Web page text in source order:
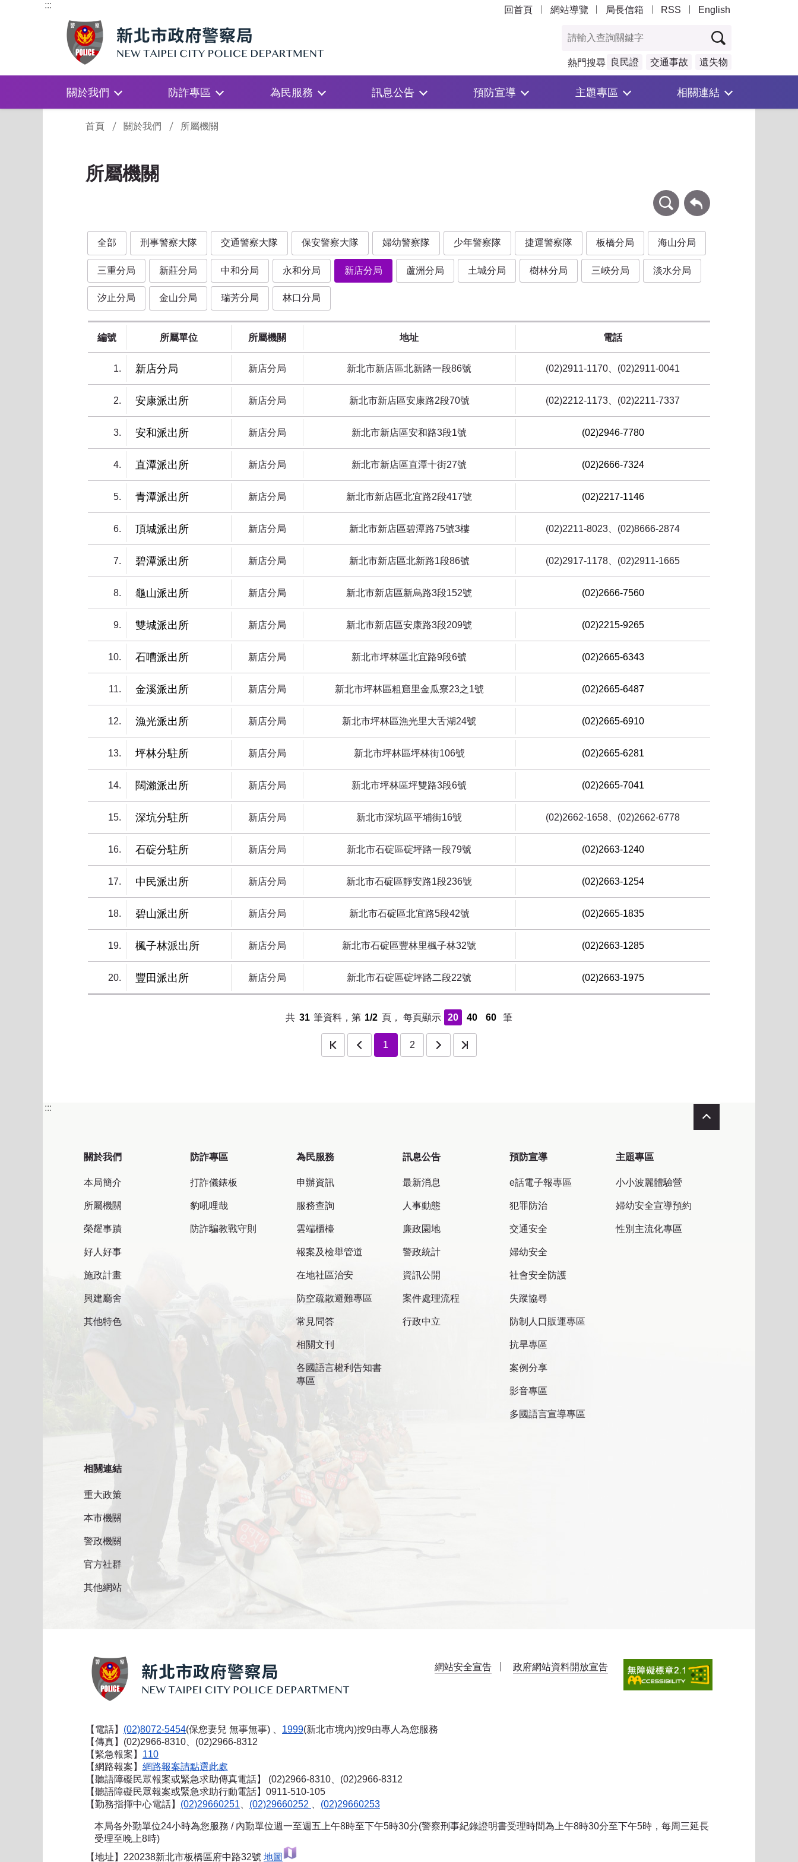
::: 回首頁 網站導覽 局長信箱 RSS English
熱門搜尋 良民證 交通事故 遺失物
關於我們 防詐專區 為民服務 訊息公告 預防宣導 主題專區 相關連結
首頁
關於我們 所屬機關
所屬機關
條件查詢 回上一頁
全部 刑事警察大隊 交通警察大隊 保安警察大隊 婦幼警察隊 少年警察隊 捷運警察隊 板橋分局 海山分局
三重分局 新莊分局 中和分局 永和分局 新店分局 蘆洲分局 土城分局 樹林分局 三峽分局 淡水分局
汐止分局 金山分局 瑞芳分局 林口分局
編號 所屬單位 所屬機關 地址 電話
1 新店分局 新店分局 新北市新店區北新路一段86號 (02)2911-1170、(02)2911-0041
2 安康派出所 新店分局 新北市新店區安康路2段70號 (02)2212-1173、(02)2211-7337
3 安和派出所 新店分局 新北市新店區安和路3段1號 (02)2946-7780
4 直潭派出所 新店分局 新北市新店區直潭十街27號 (02)2666-7324
5 青潭派出所 新店分局 新北市新店區北宜路2段417號 (02)2217-1146
6 頂城派出所 新店分局 新北市新店區碧潭路75號3樓 (02)2211-8023、(02)8666-2874
7 碧潭派出所 新店分局 新北市新店區北新路1段86號 (02)2917-1178、(02)2911-1665
8 龜山派出所 新店分局 新北市新店區新烏路3段152號 (02)2666-7560
9 雙城派出所 新店分局 新北市新店區安康路3段209號 (02)2215-9265
10 石嘈派出所 新店分局 新北市坪林區北宜路9段6號 (02)2665-6343
11 金溪派出所 新店分局 新北市坪林區粗窟里金瓜寮23之1號 (02)2665-6487
12 漁光派出所 新店分局 新北市坪林區漁光里大舌湖24號 (02)2665-6910
13 坪林分駐所 新店分局 新北市坪林區坪林街106號 (02)2665-6281
14 闊瀨派出所 新店分局 新北市坪林區坪雙路3段6號 (02)2665-7041
15 深坑分駐所 新店分局 新北市深坑區平埔街16號 (02)2662-1658、(02)2662-6778
16 石碇分駐所 新店分局 新北市石碇區碇坪路一段79號 (02)2663-1240
17 中民派出所 新店分局 新北市石碇區靜安路1段236號 (02)2663-1254
18 碧山派出所 新店分局 新北市石碇區北宜路5段42號 (02)2665-1835
19 楓子林派出所 新店分局 新北市石碇區豐林里楓子林32號 (02)2663-1285
20 豐田派出所 新店分局 新北市石碇區碇坪路二段22號 (02)2663-1975
共 31 筆資料，第 1/2 頁， 每頁顯示 20 40 60 筆
1 2
下一頁 最後一頁
:::
關於我們
本局簡介
所屬機關
榮耀事蹟
好人好事
施政計畫
興建廳舍
其他特色
防詐專區
打詐儀錶板
豹吼哩哉
防詐騙教戰守則
為民服務
申辦資訊
服務查詢
雲端櫃檯
報案及檢舉管道
在地社區治安
防空疏散避難專區
常見問答
相關文刊
各國語言權利告知書
專區
訊息公告
最新消息
人事動態
廉政園地
警政統計
資訊公開
案件處理流程
行政中立
預防宣導
e話電子報專區
犯罪防治
交通安全
婦幼安全
社會安全防護
失蹤協尋
防制人口販運專區
抗旱專區
案例分享
影音專區
多國語言宣導專區
主題專區
小小波麗體驗營
婦幼安全宣導預約
性別主流化專區
相關連結
重大政策
本市機關
警政機關
官方社群
其他網站
【電話】 (02)8072-5454(保您妻兒 無事無事) 、 1999(新北市境內)按9由專人為您服務
【傳真】(02)2966-8310、(02)2966-8312
【緊急報案】 110
【網路報案】 網路報案請點選此處
【聽語障礙民眾報案或緊急求助傳真電話】
(02)2966-8310、(02)2966-8312
【聽語障礙民眾報案或緊急求助行動電話】0911-510-105
【勤務指揮中心電話】 (02)29660251 (02)29660252 (02)29660253
本局各外勤單位24小時為您服務 / 內勤單位週一至週五上午8時至下午5時30分(警察刑事紀錄證明書受理時間為上午8時30分至下午5時，每周三延長
受理至晚上8時)
【地址】220238新北市板橋區府中路32號 地圖
網站安全宣告 政府網站資料開放宣告